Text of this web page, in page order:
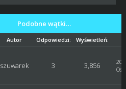
Podobne wątki…
Autor Odpowiedzi: Wyświetleń:
szuwarek 3 3,856